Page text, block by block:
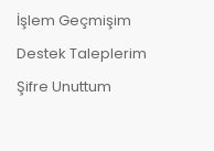
İşlem Geçmişim
Destek Taleplerim
Şifre Unuttum